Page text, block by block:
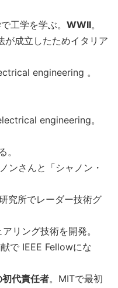
工学を学ぶ。 WWII。
が成立したためイタリア
engineering 。
engineering。
。
ンさんと「シャノン・
究所でレーダー技術グ
リング技術を開発。
で IEEE Fellowにな
代責任者。MITで最初